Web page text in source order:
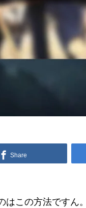
Share
この方法ですん。